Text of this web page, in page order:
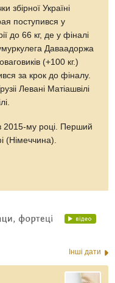
збірної Україні
поступився у
до 66 кг, де у фіналі
Даваадоржа
(+100 кг.)
за крок до фіналу.
Левані Матіашвілі
2015-му році. Перший
(Німеччина).
Інші дати